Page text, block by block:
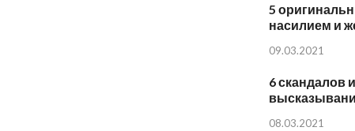
5
насилием и
09.03.2021
6 скандалов
08.03.2021